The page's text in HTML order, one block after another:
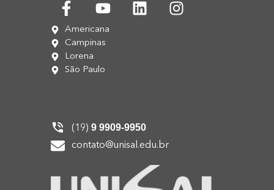
Americana
Campinas
Lorena
São Paulo
(19) 9 9909-9950
contato@unisal.edu.br